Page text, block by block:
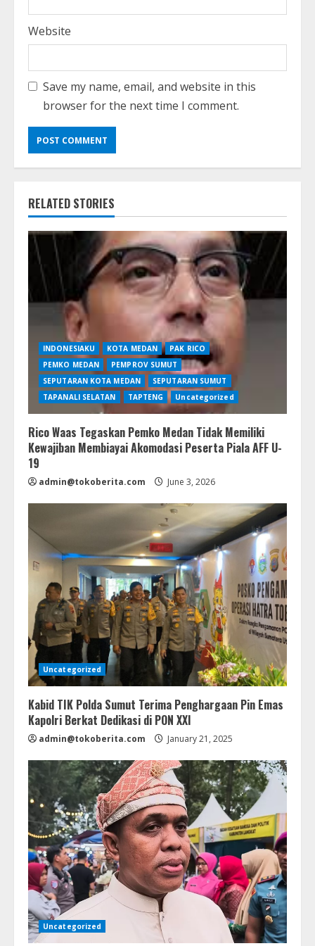
Website
Save my name, email, and website in this
browser for the next time I comment.
RELATED STORIES
INDONESIAKU KOTA MEDAN
PAK RICO
PEMKO MEDAN
PEMPROV SUMUT
SEPUTARAN KOTA MEDAN
SEPUTARAN SUMUT
TAPANALI SELATAN
TAPTENG Uncategorized
Rico Waas Tegaskan Pemko Medan Tidak Memiliki
Kewajiban Membiayai Akomodasi Peserta Piala AFF U-
19
admin@tokoberita.com June 3, 2026
Uncategorized
Kabid TIK Polda Sumut Terima Penghargaan Pin Emas
Kapolri Berkat Dedikasi di PON XXI
admin@tokoberita.com January 21, 2025
Uncategorized